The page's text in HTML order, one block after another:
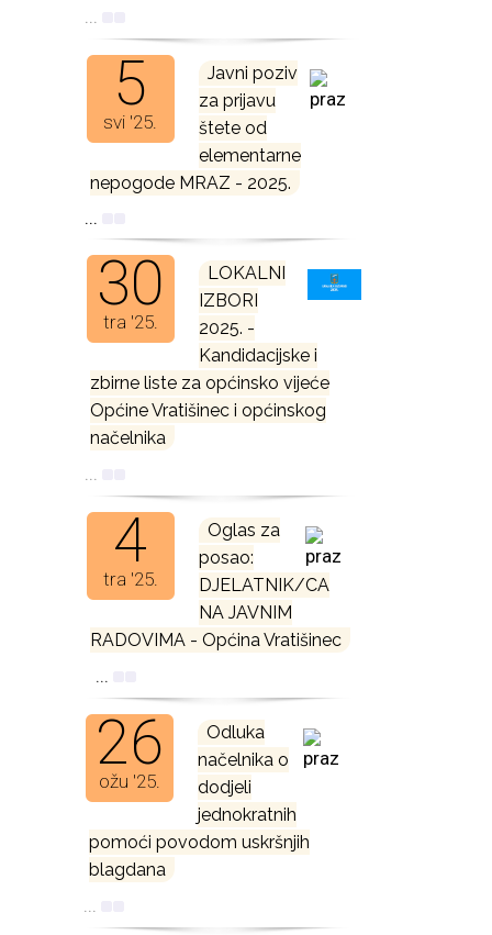
...
5
svi '25.
Javni poziv
za prijavu
štete od
elementarne
nepogode MRAZ - 2025.
...
30
tra '25.
LOKALNI
IZBORI
2025. -
Kandidacijske i
zbirne liste za općinsko vijeće
Općine Vratišinec i općinskog
načelnika
...
4
tra '25.
Oglas za
posao:
DJELATNIK/CA
NA JAVNIM
RADOVIMA - Općina Vratišinec
...
26
ožu '25.
Odluka
načelnika o
dodjeli
jednokratnih
pomoći povodom uskršnjih
blagdana
...